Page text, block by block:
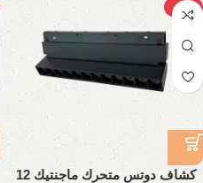
-27%
كشاف دوتس متحرك ماجنتيك 12